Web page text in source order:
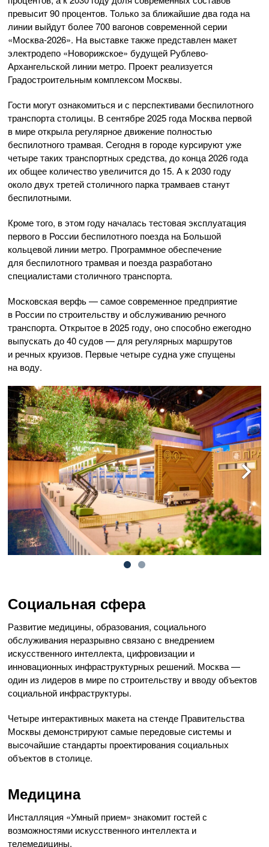
превысит 90 процентов. Только за ближайшие два года на
линии выйдут более 700 вагонов современной серии
«Москва-2026». На выставке также представлен макет
электродепо «Новорижское» будущей Рублево-
Архангельской линии метро. Проект реализуется
Градостроительным комплексом Москвы.
Гости могут ознакомиться и с перспективами беспилотного
транспорта столицы. В сентябре 2025 года Москва первой
в мире открыла регулярное движение полностью
беспилотного трамвая. Сегодня в городе курсируют уже
четыре таких транспортных средства, до конца 2026 года
их общее количество увеличится до 15. А к 2030 году
около двух третей столичного парка трамваев станут
беспилотными.
Кроме того, в этом году началась тестовая эксплуатация
первого в России беспилотного поезда на Большой
кольцевой линии метро. Программное обеспечение
для беспилотного трамвая и поезда разработано
специалистами столичного транспорта.
Московская верфь — самое современное предприятие
в России по строительству и обслуживанию речного
транспорта. Открытое в 2025 году, оно способно ежегодно
выпускать до 40 судов — для регулярных маршрутов
и речных круизов. Первые четыре судна уже спущены
на воду.
Социальная сфера
Развитие медицины, образования, социального
обслуживания неразрывно связано с внедрением
искусственного интеллекта, цифровизации и
инновационных инфраструктурных решений. Москва —
один из лидеров в мире по строительству и вводу объектов
социальной инфраструктуры.
Четыре интерактивных макета на стенде Правительства
Москвы демонстрируют самые передовые системы и
высочайшие стандарты проектирования социальных
объектов в столице.
Медицина
Инсталляция «Умный прием» знакомит гостей с
возможностями искусственного интеллекта и
телемедицины.